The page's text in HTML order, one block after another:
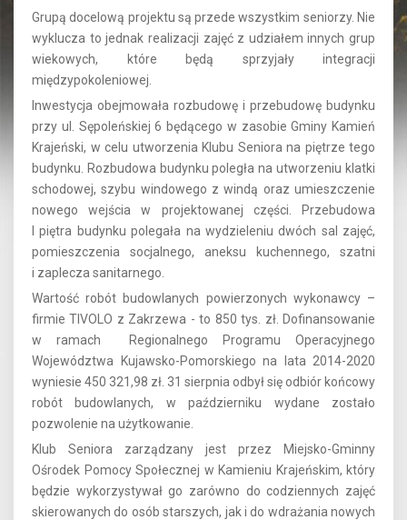
Grupą docelową projektu są przede wszystkim seniorzy. Nie
wyklucza to jednak realizacji zajęć z udziałem innych grup
wiekowych, które będą sprzyjały integracji
międzypokoleniowej.
Inwestycja obejmowała rozbudowę i przebudowę budynku
przy ul. Sępoleńskiej 6 będącego w zasobie Gminy Kamień
Krajeński, w celu utworzenia Klubu Seniora na piętrze tego
budynku. Rozbudowa budynku poległa na utworzeniu klatki
schodowej, szybu windowego z windą oraz umieszczenie
nowego wejścia w projektowanej części. Przebudowa
I piętra budynku polegała na wydzieleniu dwóch sal zajęć,
pomieszczenia socjalnego, aneksu kuchennego, szatni
i zaplecza sanitarnego.
Wartość robót budowlanych powierzonych wykonawcy –
firmie TIVOLO z Zakrzewa - to 850 tys. zł. Dofinansowanie
w ramach Regionalnego Programu Operacyjnego
Województwa Kujawsko-Pomorskiego na lata 2014-2020
wyniesie 450 321,98 zł. 31 sierpnia odbył się odbiór końcowy
robót budowlanych, w październiku wydane zostało
pozwolenie na użytkowanie.
Klub Seniora zarządzany jest przez Miejsko-Gminny
Ośrodek Pomocy Społecznej w Kamieniu Krajeńskim, który
będzie wykorzystywał go zarówno do codziennych zajęć
skierowanych do osób starszych, jak i do wdrażania nowych